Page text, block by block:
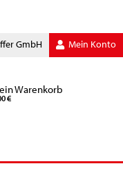
GmbH Mein Konto
Warenkorb
€